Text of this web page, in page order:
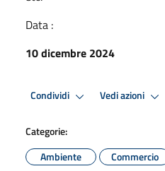
Data :
10 dicembre 2024
Condividi Vedi azioni
Categorie:
Ambiente
Commercio